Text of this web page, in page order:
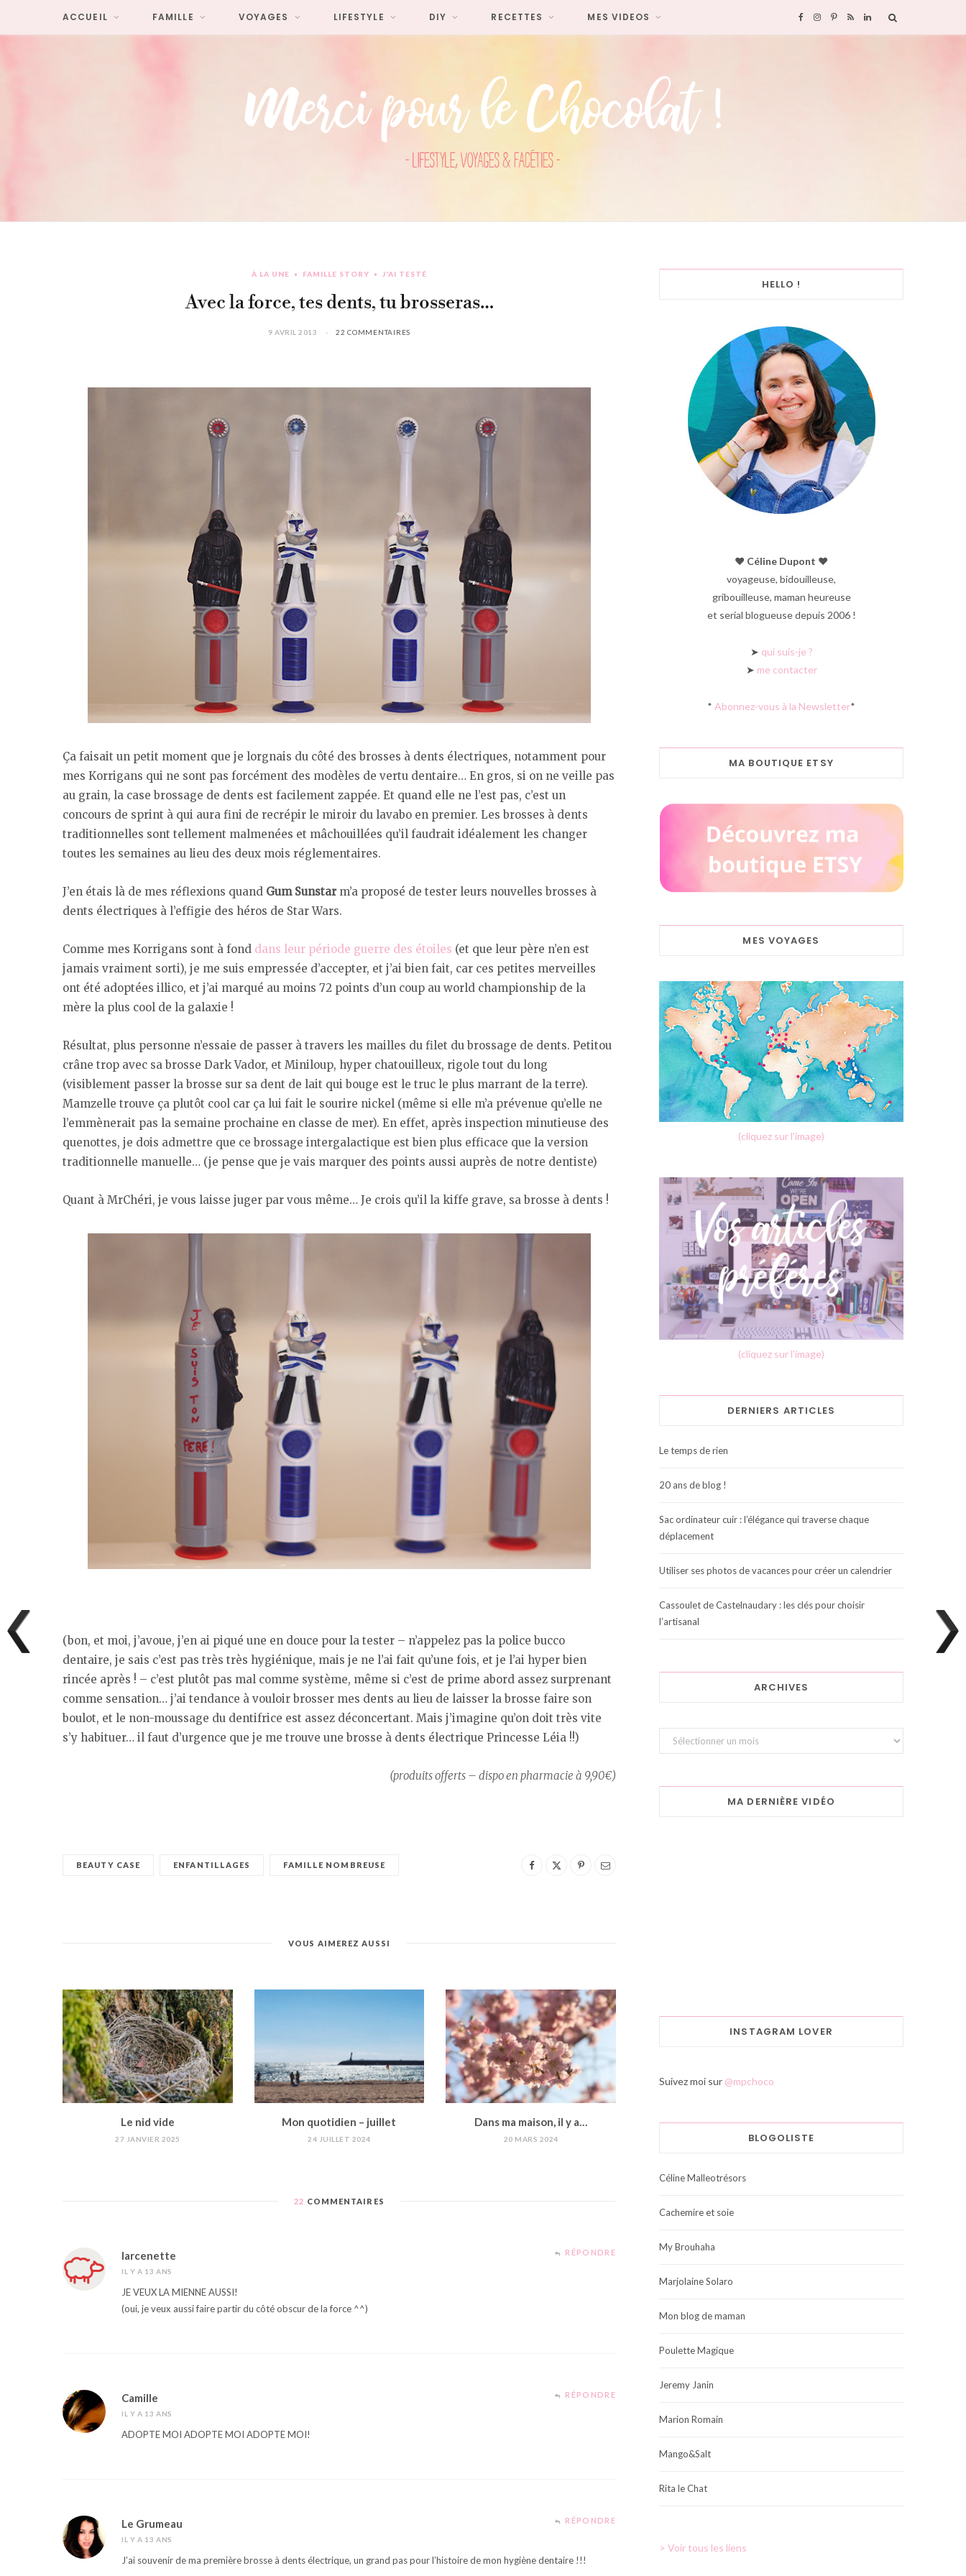
F
o
I
r
P
e
R L
I
ACCUEIL FAMILLE VOYAGES LIFESTYLE DIY RECETTES MES VIDEOS
À LA UNE FAMILLE STORY J'AI TESTÉ
Avec la force, tes dents, tu brosseras…
9 AVRIL 2013 22 COMMENTAIRES
Ça faisait un petit moment que je lorgnais du côté des brosses à dents électriques, notamment pour
mes Korrigans qui ne sont pas forcément des modèles de vertu dentaire… En gros, si on ne veille pas
au grain, la case brossage de dents est facilement zappée. Et quand elle ne l’est pas, c’est un
concours de sprint à qui aura fini de recrépir le miroir du lavabo en premier. Les brosses à dents
traditionnelles sont tellement malmenées et mâchouillées qu’il faudrait idéalement les changer
toutes les semaines au lieu des deux mois réglementaires.
J’en étais là de mes réflexions quand Gum Sunstar m’a proposé de tester leurs nouvelles brosses à
dents électriques à l’effigie des héros de Star Wars.
Comme mes Korrigans sont à fond dans leur période guerre des étoiles (et que leur père n’en est
jamais vraiment sorti), je me suis empressée d’accepter, et j’ai bien fait, car ces petites merveilles
ont été adoptées illico, et j’ai marqué au moins 72 points d’un coup au world championship de la
mère la plus cool de la galaxie !
Résultat, plus personne n’essaie de passer à travers les mailles du filet du brossage de dents. Petitou
crâne trop avec sa brosse Dark Vador, et Miniloup, hyper chatouilleux, rigole tout du long
(visiblement passer la brosse sur sa dent de lait qui bouge est le truc le plus marrant de la terre).
Mamzelle trouve ça plutôt cool car ça lui fait le sourire nickel (même si elle m’a prévenue qu’elle ne
l’emmènerait pas la semaine prochaine en classe de mer). En effet, après inspection minutieuse des
quenottes, je dois admettre que ce brossage intergalactique est bien plus efficace que la version
traditionnelle manuelle… (je pense que je vais marquer des points aussi auprès de notre dentiste)
Quant à MrChéri, je vous laisse juger par vous même… Je crois qu’il la kiffe grave, sa brosse à dents !
(bon, et moi, j’avoue, j’en ai piqué une en douce pour la tester – n’appelez pas la police bucco
dentaire, je sais c’est pas très très hygiénique, mais je ne l’ai fait qu’une fois, et je l’ai hyper bien
rincée après ! – c’est plutôt pas mal comme système, même si c’est de prime abord assez surprenant
comme sensation… j’ai tendance à vouloir brosser mes dents au lieu de laisser la brosse faire son
boulot, et le non-moussage du dentifrice est assez déconcertant. Mais j’imagine qu’on doit très vite
s’y habituer… il faut d’urgence que je me trouve une brosse à dents électrique Princesse Léia !!)
(produits offerts – dispo en pharmacie à 9,90€)
BEAUTY CASE ENFANTILLAGES FAMILLE NOMBREUSE
VOUS AIMEREZ AUSSI
Le nid vide
27 JANVIER 2025
Mon quotidien – juillet
24 JUILLET 2024
Dans ma maison, il y a…
20 MARS 2024
22 COMMENTAIRES
larcenette
IL Y A 13 ANS
RÉPONDRE
JE VEUX LA MIENNE AUSSI!
(oui, je veux aussi faire partir du côté obscur de la force ^^)
Camille
IL Y A 13 ANS
RÉPONDRE
ADOPTE MOI ADOPTE MOI ADOPTE MOI!
Le Grumeau
IL Y A 13 ANS
RÉPONDRE
J’ai souvenir de ma première brosse à dents électrique, un grand pas pour l’histoire de mon hygiène dentaire !!!
HELLO !
♥︎ Céline Dupont ♥︎
voyageuse, bidouilleuse,
gribouilleuse, maman heureuse
et serial blogueuse depuis 2006 !
➤ qui suis-je ?
➤ me contacter
* Abonnez-vous à la Newsletter*
MA BOUTIQUE ETSY
MES VOYAGES
(cliquez sur l'image)
(cliquez sur l'image)
DERNIERS ARTICLES
Le temps de rien
20 ans de blog !
Sac ordinateur cuir : l’élégance qui traverse chaque
déplacement
Utiliser ses photos de vacances pour créer un calendrier
Cassoulet de Castelnaudary : les clés pour choisir
l’artisanal
ARCHIVES
Archives
MA DERNIÈRE VIDÉO
INSTAGRAM LOVER
Suivez moi sur @mpchoco
BLOGOLISTE
Céline Malleotrésors
Cachemire et soie
My Brouhaha
Marjolaine Solaro
Mon blog de maman
Poulette Magique
Jeremy Janin
Marion Romain
Mango&Salt
Rita le Chat
> Voir tous les liens